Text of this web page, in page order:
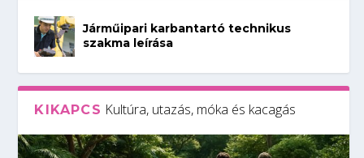
Járműipari karbantartó technikus
szakma leírása
KIKAPCS Kultúra, utazás, móka és kacagás